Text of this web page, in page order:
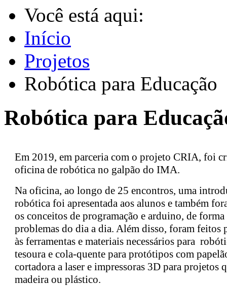
Você está aqui:
Início
Projetos
Robótica para Educação
Robótica para
Em 2019, em parceria com o projeto CRIA, foi
oficina de robótica no galpão do IMA.
Na oficina, ao longo de 25 encontros, uma
robótica foi apresentada aos alunos e também
os conceitos de programação e arduino, de
problemas do dia a dia. Além disso, foram feitos
às ferramentas e materiais necessários para
tesoura e cola-quente para protótipos com
cortadora a laser e impressoras 3D para projetos
madeira ou plástico.